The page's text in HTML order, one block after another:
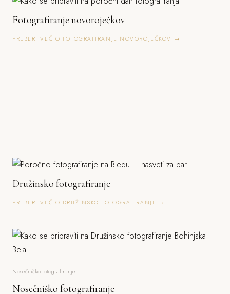
Fotografiranje novoroječkov
PREBERI VEČ O FOTOGRAFIRANJE NOVOROJEČKOV →
Družinsko fotografiranje
PREBERI VEČ O DRUŽINSKO FOTOGRAFIRANJE →
Nosečniško fotografiranje
Nosečniško fotografiranje